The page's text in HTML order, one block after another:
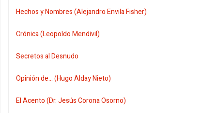
Hechos y Nombres (Alejandro Envila Fisher)
Crónica (Leopoldo Mendivil)
Secretos al Desnudo
Opinión de... (Hugo Alday Nieto)
El Acento (Dr. Jesús Corona Osorno)